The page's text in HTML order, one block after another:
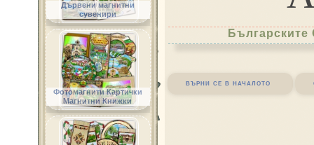
върни се в началото
Дървени магнитни
сувенири
Фотомагнити Картички
Магнитни Книжки